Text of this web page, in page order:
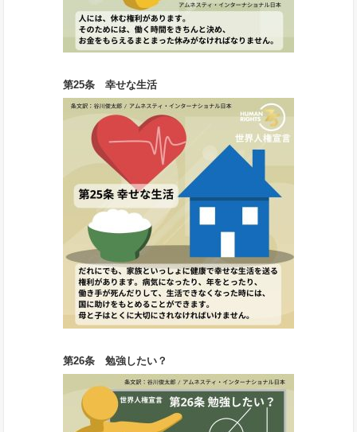
第25条 幸せな生活
第26条 勉強したい？